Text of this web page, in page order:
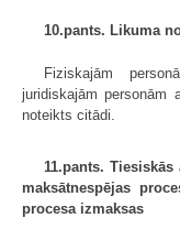
10.pants. Likuma
Fiziskajām
juridiskajām personām
noteikts citādi.
11.pants.
maksātnespējas
procesa izmaksas